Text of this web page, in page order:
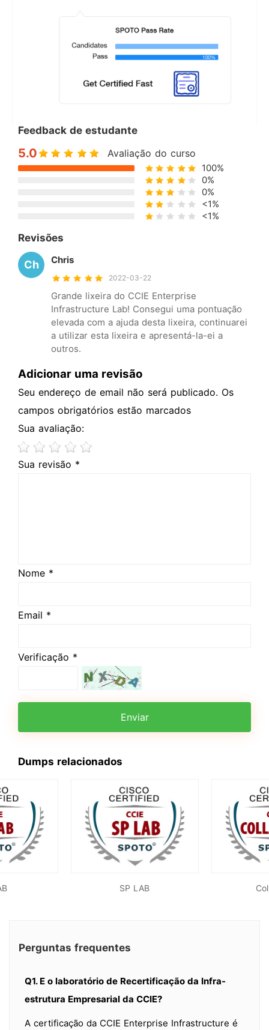
Feedback de estudante
5.0 Avaliação do curso
100%
0%
0%
<1%
<1%
Revisões
Ch Chris
2022-03-22
Grande lixeira do CCIE Enterprise
Infrastructure Lab! Consegui uma pontuação
elevada com a ajuda desta lixeira, continuarei
a utilizar esta lixeira e apresentá-la-ei a
outros.
Adicionar uma revisão
Seu endereço de email não será publicado. Os
campos obrigatórios estão marcados
Sua avaliação:
Sua revisão *
Nome *
Email *
Verificação *
Enviar
Dumps relacionados
SP LAB
Perguntas frequentes
Q1. E o laboratório de Recertificação da Infra-
estrutura Empresarial da CCIE?
A certificação da CCIE Enterprise Infrastructure é